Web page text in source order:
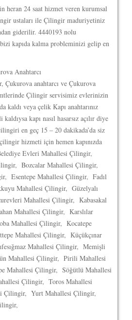
heran 24 saat hizmet veren kurumsal
ustaları ile Çilingir maduriyetiniz
giderilir. 4440193 nolu
kapıda kalma probleminizi gelip en
Anahtarcı
anahtarcı ve Çukurova
Çilingir servisimiz evlerinizin
kaldı veya çelik Kapı anahtarınız
kapı nasıl hasarsız açılır diye
en geç 15 – 20 dakikada’da siz
hizmeti için hemen kapınızda
Evleri Mahallesi Çilingir,
Bozcalar Mahallesi Çilingir,
Esentepe Mahallesi Çilingir, Fadıl
Mahallesi Çilingir, Güzelyalı
Mahallesi Çilingir, Kabasakal
Mahallesi Çilingir, Karslılar
Mahallesi Çilingir, Kocatepe
Mahallesi Çilingir, Küçükçınar
Mahallesi Çilingir, Memişli
Mahallesi Çilingir, Pirili Mahallesi
Mahallesi Çilingir, Söğütlü Mahallesi
Çilingir, Toros Mahallesi
Çilingir, Yurt Mahallesi Çilingir,